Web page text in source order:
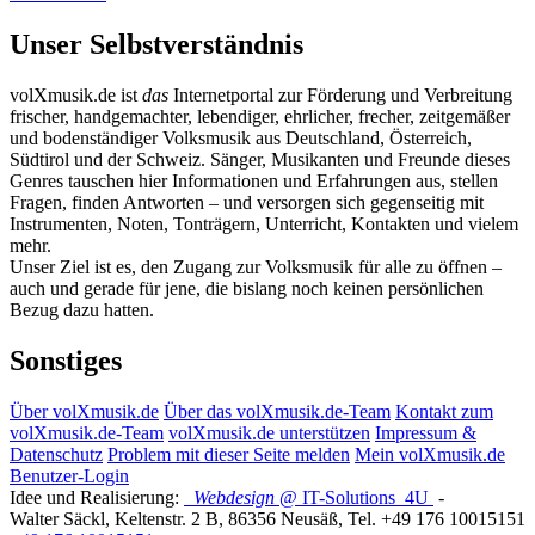
Unser Selbstverständnis
volXmusik.de ist das Internetportal zur Förderung und Verbreitung
frischer, handgemachter, lebendiger, ehrlicher, frecher, zeitgemäßer
und bodenständiger Volksmusik aus Deutschland, Österreich,
Südtirol und der Schweiz. Sänger, Musikanten und Freunde dieses
Genres tauschen hier Informationen und Erfahrungen aus, stellen
Fragen, finden Antworten – und versorgen sich gegenseitig mit
Instrumenten, Noten, Tonträgern, Unterricht, Kontakten und vielem
mehr.
Unser Ziel ist es, den Zugang zur Volksmusik für alle zu öffnen –
auch und gerade für jene, die bislang noch keinen persönlichen
Bezug dazu hatten.
Sonstiges
Über volXmusik.de Über das volXmusik.de-Team Kontakt zum
volXmusik.de-Team volXmusik.de unterstützen Impressum &
Datenschutz Problem mit dieser Seite melden Mein volXmusik.de
Benutzer-Login
Idee und Realisierung:
Webdesign @ IT-Solutions 4U -
Walter Säckl, Keltenstr. 2 B, 86356 Neusäß, Tel. +49 176 10015151